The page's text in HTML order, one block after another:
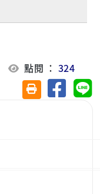
點閱 ：324
友善列印(另開視
分享至